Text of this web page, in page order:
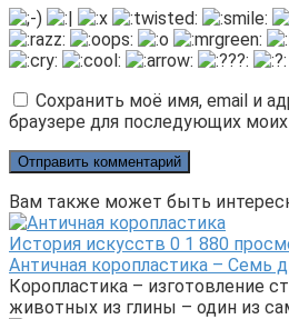
Сохранить моё имя, email и
браузере для последующих
Вам также может быть
История искусств 0 1 880
Античная коропластика – Семь
Коропластика – изготовление
животных из глины – один из